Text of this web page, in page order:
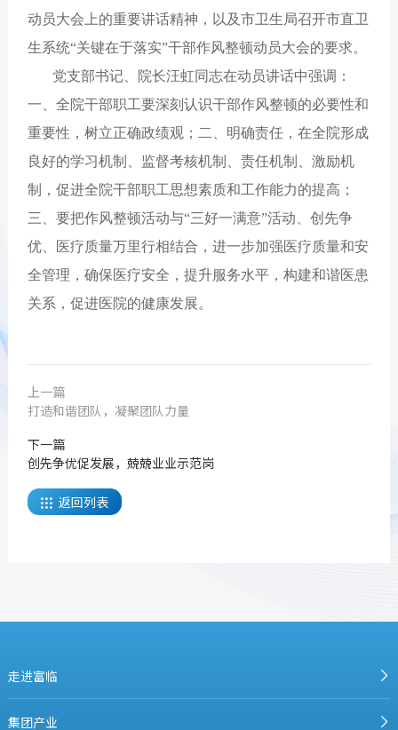
动员大会上的重要讲话精神，以及市卫生局召开市直卫
生系统“关键在于落实”干部作风整顿动员大会的要求。
党支部书记、院长汪虹同志在动员讲话中强调：
一、全院干部职工要深刻认识干部作风整顿的必要性和
重要性，树立正确政绩观；二、明确责任，在全院形成
良好的学习机制、监督考核机制、责任机制、激励机
制，促进全院干部职工思想素质和工作能力的提高；
三、要把作风整顿活动与“三好一满意”活动、创先争
优、医疗质量万里行相结合，进一步加强医疗质量和安
全管理，确保医疗安全，提升服务水平，构建和谐医患
关系，促进医院的健康发展。
上一篇
打造和谐团队，凝聚团队力量
下一篇
创先争优促发展，兢兢业业示范岗
 返回列表
走进富临
集团产业